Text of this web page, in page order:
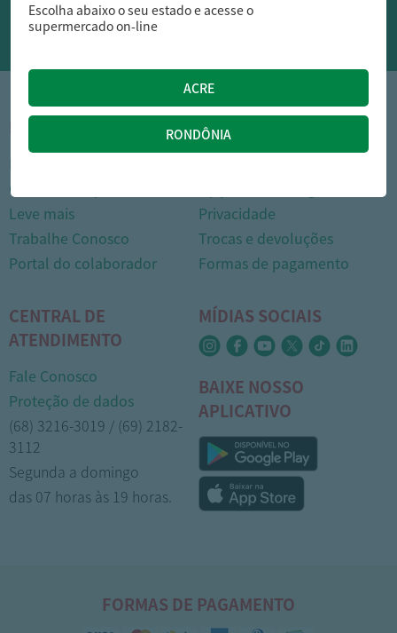
RECEBER OFERTAS
INSTITUCIONAL
Cartão Arasuper
Leve mais
Trabalhe Conosco
Portal do colaborador
DÚVIDAS FREQUENTES
Privacidade
Trocas e devoluções
Formas de pagamento
CENTRAL DE
ATENDIMENTO
Fale Conosco
Proteção de dados
(68) 3216-3019 / (69) 2182-
3112
Segunda a domingo
das 07 horas às 19 horas.
MÍDIAS SOCIAIS
BAIXE NOSSO
APLICATIVO
FORMAS DE PAGAMENTO
Escolha abaixo o seu estado e acesse o
supermercado on-line